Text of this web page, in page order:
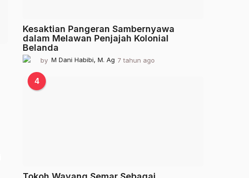
Kesaktian Pangeran Sambernyawa
dalam Melawan Penjajah Kolonial
Belanda
by M Dani Habibi, M. Ag 7 tahun ago
4